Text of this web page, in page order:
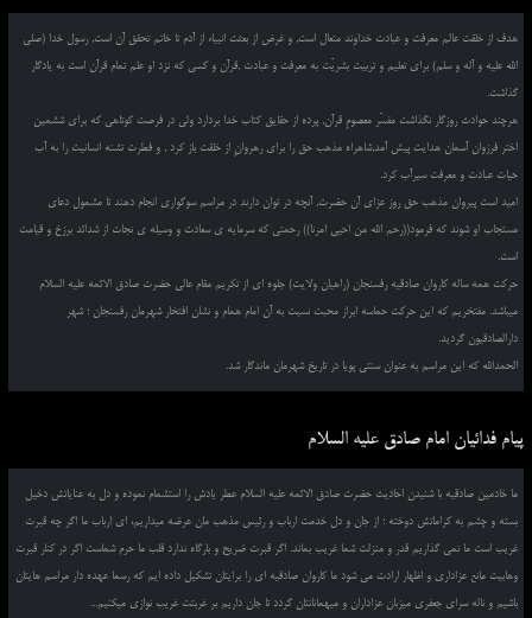
هدف از خلقت عالم معرفت و عبادت خداوند متعال است, و غرض از بعثت انبیاء از آدم تا خاتم تحقق آن است, رسول خدا (صلی
الله علیه و آله و سلم) برای تعلیم و تربیت بشریّت به معرفت و عبادت ,قرآن و کسی که نزد او علم تمام قرآن است به یادگار
گذاشت.
هرچند حوادث روزگار نگذاشت مفسّر معصومِ قرآن, پرده از حقایق کتاب خدا بردارد ولی در فرصت کوتاهی که برای ششمین
اختر فرزوان آسمان هدایت پیش آمد,شاهراه مذهب حق را برای رهروانِ از خلقت باز کرد , و فطرت تشنه انسانیت را به آب
حیات عبادت و معرفت سیرآب کرد.
امید است پیروان مذهب حق روز عزای آن حضرت, آنچه در توان دارند در مراسم سوگواری انجام دهند تا مشمول دعای
مستجاب او شوند که فرمود((رحم الله من احیی امرنا)) رحمتی که سرمایه ی سعادت و وسیله ی نجات از شدائد برزخ و قیامت
است.
حرکت همه ساله کاروان صادقیه رفسنجان (راهیان ولایت) جلوه ای از تکریم مقام عالی حضرت صادق الائمه علیه السلام
میباشد. مفتخریم که این حرکت حماسه ابراز محبت نسبت به آن امام همام و نشان افتخار شهرمان رفسنجان ؛ شهر
دارالصادقیون گردید.
الحمدالله که این مراسم به عنوان سنتی پویا در تاریخ شهرمان ماندگار شد.
پیام فدائیان امام صادق علیه السلام
ما خادمین صادقیه با شنیدن احادیث حضرت صادق الائمه علیه السلام عطر یادش را استشمام نموده و دل به عنایاتش دخیل
بسته و چشم به کراماتش دوخته ؛ از جان و دل خدمت ارباب و رئیس مذهب مان عرضه میداریم، ای ارباب ما اگر چه قبرت
غریب است ما نمی گذاریم قدر و منزلت شما غریب بماند. اگر قبرت ضریح و بارگاه ندارد قلب ما حرم شماست اگر در کنار قبرت
وهابیت مانع عزاداری و اظهار ارادت می شود ما کاروان صادقیه ای را برایتان تشکیل داده ایم که رسما عهده دار مراسم هایتان
باشیم و ناله سرای جعفری میزبان عزاداران و میهمانانتان گردد تا جان داریم بر غربتت غریب نوازی میکنیم...